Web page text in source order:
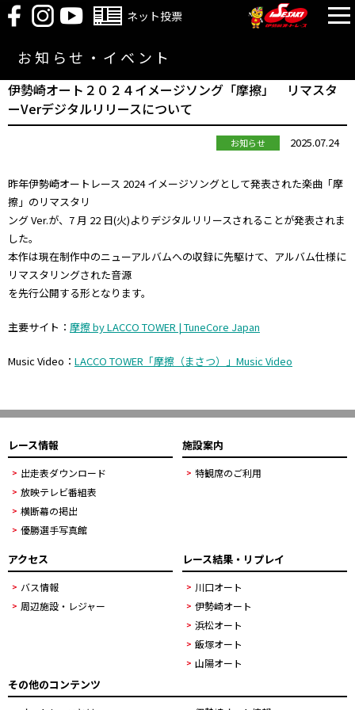
ネット投票
お知らせ・イベント
伊勢崎オート２０２４イメージソング「摩擦」 リマスタ
ーVerデジタルリリースについて
お知らせ 2025.07.24
昨年伊勢崎オートレース 2024 イメージソングとして発表された楽曲「摩
擦」のリマスタリ
ング Ver.が、7 月 22 日(火)よりデジタルリリースされることが発表されま
した。
本作は現在制作中のニューアルバムへの収録に先駆けて、アルバム仕様に
リマスタリングされた音源
を先行公開する形となります。
主要サイト： 摩擦 by LACCO TOWER | TuneCore Japan
Music Video： LACCO TOWER「摩擦（まさつ）」Music Video
レース情報
出走表ダウンロード
放映テレビ番組表
横断幕の掲出
優勝選手写真館
施設案内
特観席のご利用
アクセス
バス情報
周辺施設・レジャー
レース結果・リプレイ
川口オート
伊勢崎オート
浜松オート
飯塚オート
山陽オート
その他のコンテンツ